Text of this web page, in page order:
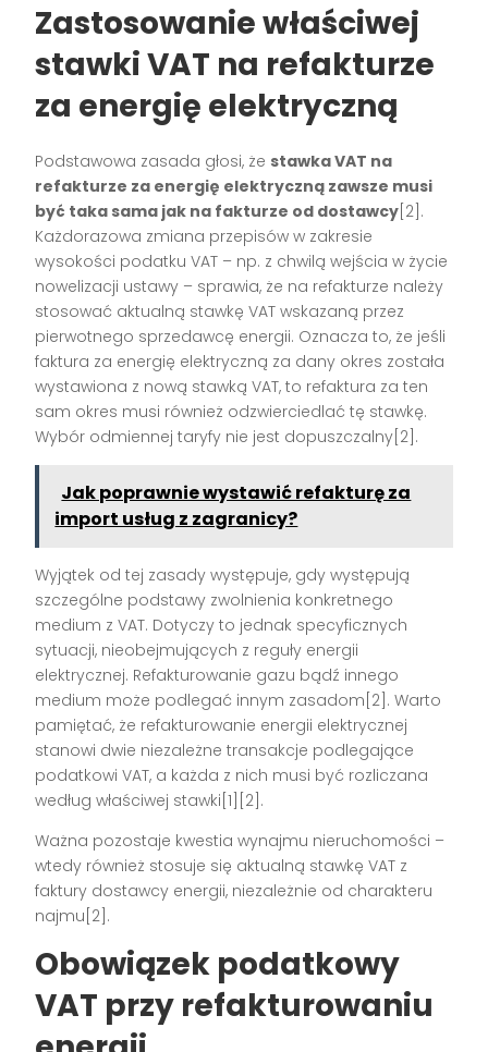
Zastosowanie właściwej
stawki VAT na refakturze
za energię elektryczną
Podstawowa zasada głosi, że stawka VAT na
refakturze za energię elektryczną zawsze musi
być taka sama jak na fakturze od dostawcy[2].
Każdorazowa zmiana przepisów w zakresie
wysokości podatku VAT – np. z chwilą wejścia w życie
nowelizacji ustawy – sprawia, że na refakturze należy
stosować aktualną stawkę VAT wskazaną przez
pierwotnego sprzedawcę energii. Oznacza to, że jeśli
faktura za energię elektryczną za dany okres została
wystawiona z nową stawką VAT, to refaktura za ten
sam okres musi również odzwierciedlać tę stawkę.
Wybór odmiennej taryfy nie jest dopuszczalny[2].
Jak poprawnie wystawić refakturę za
import usług z zagranicy?
Wyjątek od tej zasady występuje, gdy występują
szczególne podstawy zwolnienia konkretnego
medium z VAT. Dotyczy to jednak specyficznych
sytuacji, nieobejmujących z reguły energii
elektrycznej. Refakturowanie gazu bądź innego
medium może podlegać innym zasadom[2]. Warto
pamiętać, że refakturowanie energii elektrycznej
stanowi dwie niezależne transakcje podlegające
podatkowi VAT, a każda z nich musi być rozliczana
według właściwej stawki[1][2].
Ważna pozostaje kwestia wynajmu nieruchomości –
wtedy również stosuje się aktualną stawkę VAT z
faktury dostawcy energii, niezależnie od charakteru
najmu[2].
Obowiązek podatkowy
VAT przy refakturowaniu